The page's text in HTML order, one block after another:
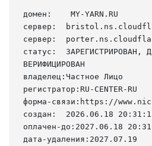
домен:    MY-YARN.RU
сервер:
сервер:
статус:  ЗАРЕГИСТРИРОВАН,
ВЕРИФИЦИРОВАН
владелец:Частное Лицо
регистратор:RU-CENTER-RU
форма-связи:https://
создан:  2026.06.18
оплачен-до:2027.06.18
дата-удаления:2027.07.19